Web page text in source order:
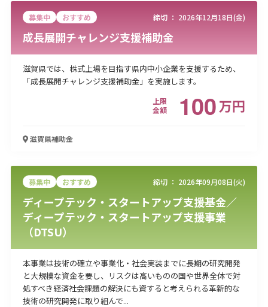
募集中 おすすめ 締切 ： 2026年12月18日(金)
成長展開チャレンジ支援補助金
滋賀県では、株式上場を目指す県内中小企業を支援するため、
「成長展開チャレンジ支援補助金」を実施します。
上限
金額
100万円
滋賀県補助金
募集中 おすすめ 締切 ： 2026年09月08日(火)
ディープテック・スタートアップ支援基金／
ディープテック・スタートアップ支援事業
（DTSU）
本事業は技術の確立や事業化・社会実装までに長期の研究開発
と大規模な資金を要し、リスクは高いものの国や世界全体で対
処すべき経済社会課題の解決にも資すると考えられる革新的な
技術の研究開発に取り組んで...